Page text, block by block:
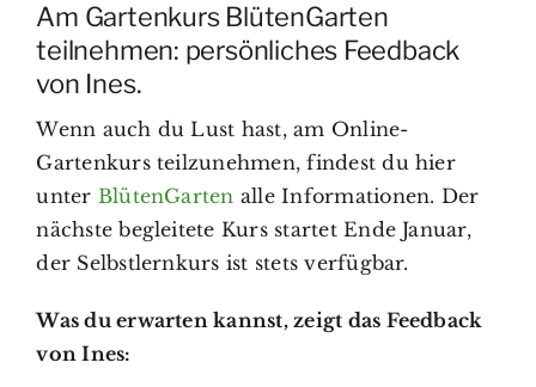
Am Gartenkurs BlütenGarten
teilnehmen: persönliches Feedback
von Ines.
Wenn auch du Lust hast, am Online-
Gartenkurs teilzunehmen, findest du hier
unter BlütenGarten alle Informationen. Der
nächste begleitete Kurs startet Ende Januar,
der Selbstlernkurs ist stets verfügbar.
Was du erwarten kannst, zeigt das Feedback
von Ines: